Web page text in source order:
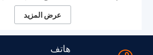
للتطبيقات المعمارية والصناعية. تتميز
العالية، وأخاديدها المانعة للانزلاق،
عرض المزيد
هاتف